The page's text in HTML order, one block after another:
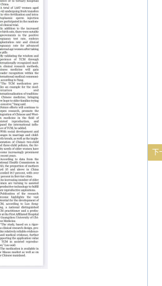
成才作为检验工作成效的根本标尺，5月13日
下午，我校在明向校区鹏飞会堂组织召开学生
工作联席会议。各相关职能部门负责人、各学
院党委副书记参会，校党委常委、副校长任喜
莹主持会议并讲话。会上，任喜莹深刻阐述了
学生工作联席会议的重要意义。他强调，学生
工作是学校办学治校的基础性、...